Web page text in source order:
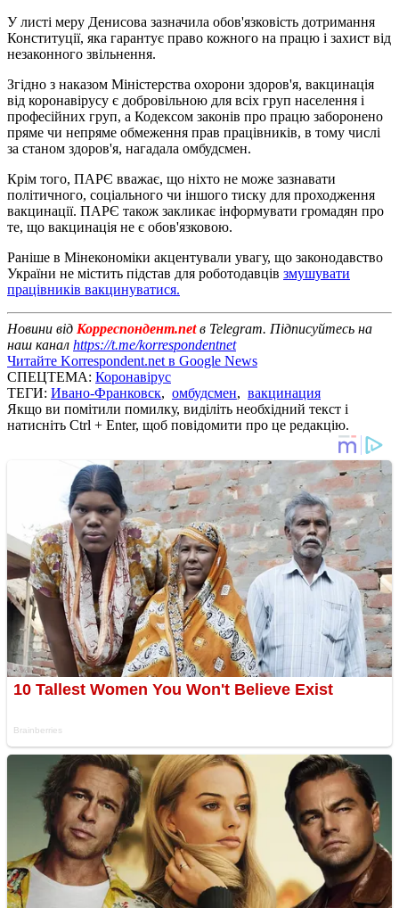
У листі меру Денисова зазначила обов'язковість дотримання
Конституції, яка гарантує право кожного на працю і захист від
незаконного звільнення.
Згідно з наказом Міністерства охорони здоров'я, вакцинація
від коронавірусу є добровільною для всіх груп населення і
професійних груп, а Кодексом законів про працю заборонено
пряме чи непряме обмеження прав працівників, в тому числі
за станом здоров'я, нагадала омбудсмен.
Крім того, ПАРЄ вважає, що ніхто не може зазнавати
політичного, соціального чи іншого тиску для проходження
вакцинації. ПАРЄ також закликає інформувати громадян про
те, що вакцинація не є обов'язковою.
Раніше в Мінекономіки акцентували увагу, що законодавство
України не містить підстав для роботодавців змушувати
працівників вакцинуватися.
Новини від Корреспондент.netв Telegram. Підписуйтесь на
наш канал https://t.me/korrespondentnet
Читайте Korrespondent.net в Google News
СПЕЦТЕМА: Коронавірус
ТЕГИ: Ивано-Франковск, омбудсмен, вакцинация
Якщо ви помітили помилку, виділіть необхідний текст і
натисніть Ctrl + Enter, щоб повідомити про це редакцію.